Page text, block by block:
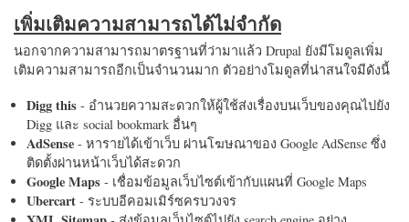
เพิ่มเติมความสามารถได้ไม่จำกัด
นอกจากความสามารถมาตรฐานที่ว่ามาแล้ว Drupal ยังมีโมดูลเพิ่ม
เติมความสามารถอีกเป็นจำนวนมาก ตัวอย่างโมดูลที่น่าสนใจมีดังนี้
Digg this - อำนวยความสะดวกให้ผู้ใช้ส่งเรื่องบนเว็บของคุณไปยัง
Digg และ social bookmark อื่นๆ
AdSense - หารายได้เข้าเว็บ ผ่านโฆษณาของ Google AdSense ซึ่ง
ติดตั้งผ่านหน้าเว็บได้สะดวก
Google Maps - เชื่อมข้อมูลเว็บไซต์เข้ากับแผนที่ Google Maps
Ubercart - ระบบอีคอมเมิร์ซครบวงจร